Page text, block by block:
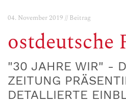
04. November 2019 // Beitrag
ostdeutsche
"30 JAHRE WIR" -
ZEITUNG
DETALLIERTE